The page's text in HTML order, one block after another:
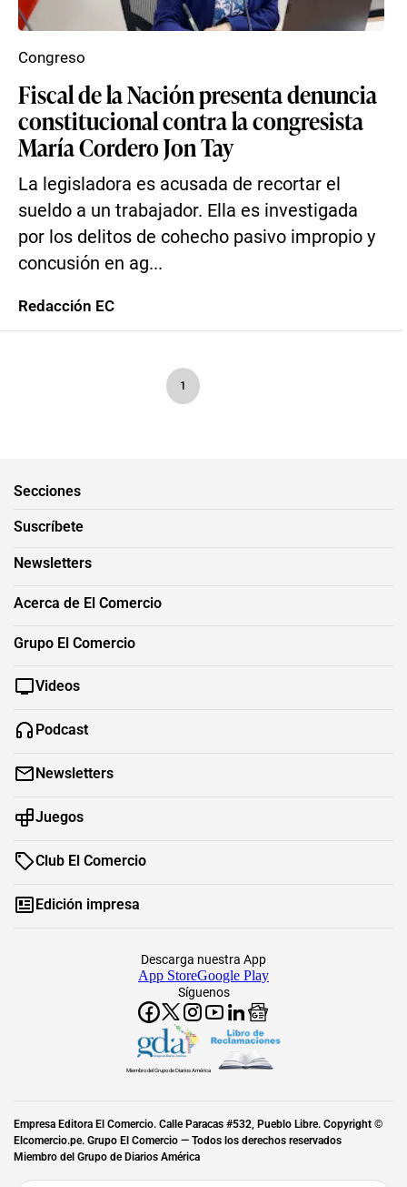
Fiscal de la Nación presenta denuncia
constitucional contra la congresista
María Cordero Jon Tay
La legisladora es acusada de recortar el
sueldo a un trabajador. Ella es investigada
por los delitos de cohecho pasivo impropio y
concusión en ag...
Congreso
Redacción EC
1
Secciones
Suscríbete
Newsletters
Acerca de El Comercio
Grupo El Comercio
Videos
Podcast
Newsletters
Juegos
Club El Comercio
Edición impresa
Síguenos
Descarga nuestra App
App StoreGoogle Play
Miembro del Grupo de Diarios América
Empresa Editora El Comercio. Calle Paracas #532, Pueblo Libre. Copyright ©
Elcomercio.pe. Grupo El Comercio — Todos los derechos reservados
Miembro del Grupo de Diarios América